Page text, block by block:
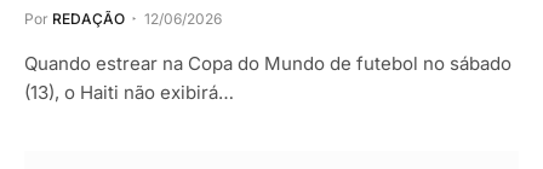
Por REDAÇÃO 12/06/2026
Quando estrear na Copa do Mundo de futebol no sábado
(13), o Haiti não exibirá…